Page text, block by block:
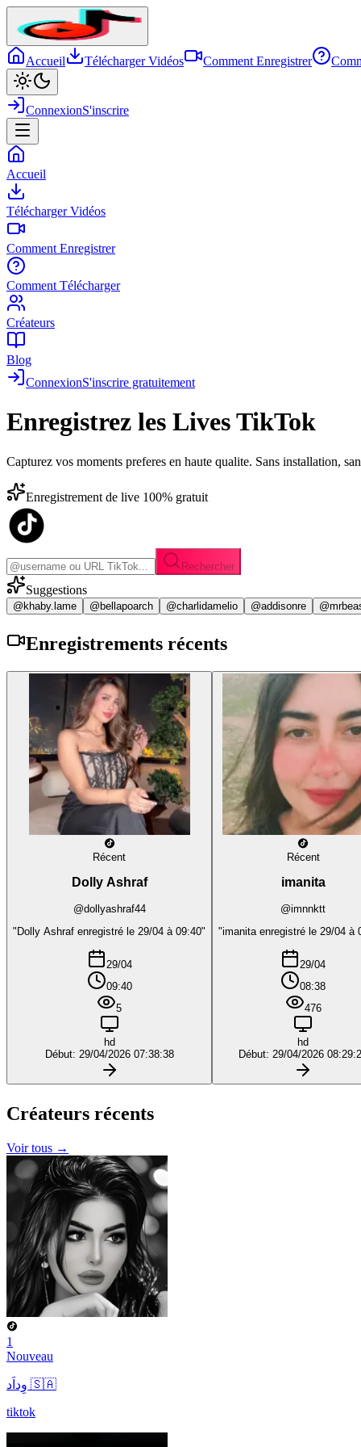
Accueil Télécharger Vidéos Comment Enregistrer
ConnexionS'inscrire
Accueil
Télécharger Vidéos
Comment Enregistrer
Comment Télécharger
Créateurs
Blog
ConnexionS'inscrire gratuitement
Enregistrez les Lives TikTok
Capturez vos moments preferes en haute qualite. Sans installation,
Enregistrement de live 100% gratuit
Rechercher
Suggestions
@khaby.lame @bellapoarch @charlidamelio @addisonre
Enregistrements récents
Récent
Dolly Ashraf
@dollyashraf44
"Dolly Ashraf enregistré le 29/04 à 09:40"
29/04
09:40
5
hd
Début: 29/04/2026 07:38:38
Récent
imanita
@imnnktt
"imanita enregistré le 29/04 à
29/04
08:38
476
hd
Début: 29/04/2026
Créateurs récents
Voir tous →
1
Nouveau
وِداَد 🇸🇦
tiktok